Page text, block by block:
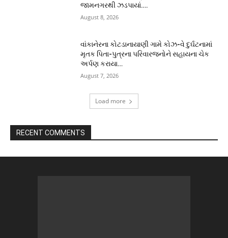
જામનગરથી ઝડપાયાં….
August 8, 2026
વાંકાનેરના કોટડાનાયાણી ગામે કોઝ-વે દુર્ઘટનામાં
મૃતક પિતા-પુત્રના પરિવારજનોને સહાયના ચેક
અર્પણ કરાયા…
August 7, 2026
Load more
RECENT COMMENTS